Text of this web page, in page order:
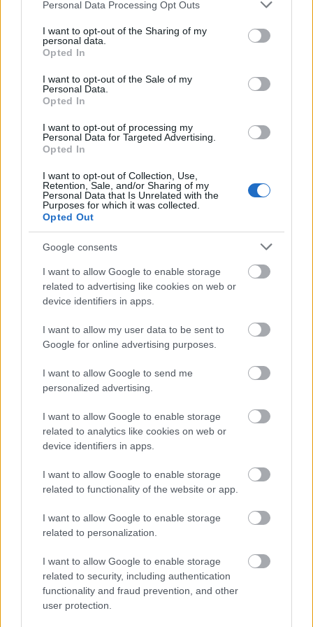
not limited to your visit or usage behaviour. You may click to
grant or deny consent to Google and its third-party tags to
use your data for below specified purposes in below Google
consent section.
Personal Data Processing Opt Outs
I want to opt-out of the Sharing of my
personal data.
Opted In
I want to opt-out of the Sale of my
Personal Data.
Opted In
I want to opt-out of processing my
Personal Data for Targeted Advertising.
Opted In
I want to opt-out of Collection, Use,
Retention, Sale, and/or Sharing of my
Personal Data that Is Unrelated with the
Purposes for which it was collected.
Opted Out
Google consents
I want to allow Google to enable storage
related to advertising like cookies on web or
device identifiers in apps.
I want to allow my user data to be sent to
Google for online advertising purposes.
I want to allow Google to send me
personalized advertising.
I want to allow Google to enable storage
related to analytics like cookies on web or
device identifiers in apps.
I want to allow Google to enable storage
related to functionality of the website or app.
I want to allow Google to enable storage
related to personalization.
I want to allow Google to enable storage
related to security, including authentication
functionality and fraud prevention, and other
user protection.
Én a keddet várom :)
8 éve
@CsakÚjváros
Bar down
8 éve
@CsakÚjváros: kedd van
Lazlee
8 éve
@Bar down : elmentek a csehek :D
Mindenki meglepődött :)
8 éve
3-ból érdemi erősítés tud érkezni az EL-be,
pont/meccs mutatóval.
Bar down
: ékes példái annak, miért csalókák az ilyen
mutatók. Annyi helyzetből Danszi vagy Brown
kétszer ennyi gólt lő. De hát kellett Musial, meg
vakon ugye bízni benne...